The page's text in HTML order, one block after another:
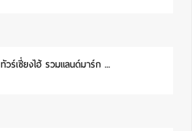
ทัวร์เซี่ยงไฮ้ รวมแลนด์มาร์ก ...